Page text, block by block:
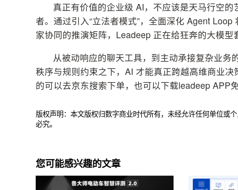
真正有价值的企业级 AI，不应该是天马行空
者。通过引入“立法者模式”，全面深化 Agent
家协同的推演矩阵，Leadeep 正在给狂奔的大模型
从被动响应的聊天工具，到主动承接复杂业务
秩序与规则约束之下，AI 才能真正跨越高维商业
的可以去京东搜索下单，也可以下载leadeep APP免
版权声明：本文版权归数字商业时代所有，未经允许任何单位或
必究。
您可能感兴趣的文章